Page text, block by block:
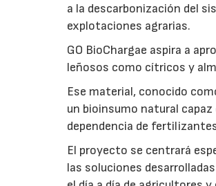
a la descarbonización del
explotaciones agrarias.
GO BioChargae aspira a
leñosos como cítricos y
Ese material, conocido
un bioinsumo natural
dependencia de
El proyecto se centrará
las soluciones